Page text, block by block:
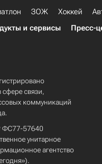
ЗОЖ Хоккей
и сервисы Пресс-
связи,
коммуникаций
ФС77-57640
унитарное
агентство